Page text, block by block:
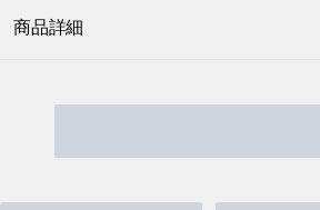
商品詳細